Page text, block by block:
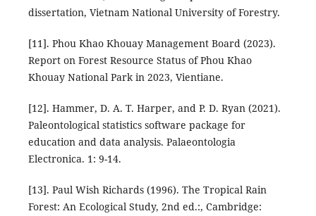
dissertation, Vietnam National University of Forestry.
[11]. Phou Khao Khouay Management Board (2023).
Report on Forest Resource Status of Phou Khao
Khouay National Park in 2023, Vientiane.
[12]. Hammer, D. A. T. Harper, and P. D. Ryan (2021).
Paleontological statistics software package for
education and data analysis. Palaeontologia
Electronica. 1: 9-14.
[13]. Paul Wish Richards (1996). The Tropical Rain
Forest: An Ecological Study, 2nd ed.:, Cambridge: